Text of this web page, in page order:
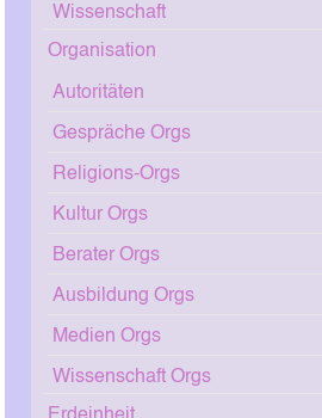
Wissenschaft
Organisation
Autoritäten
Gespräche Orgs
Religions-Orgs
Kultur Orgs
Berater Orgs
Ausbildung Orgs
Medien Orgs
Wissenschaft Orgs